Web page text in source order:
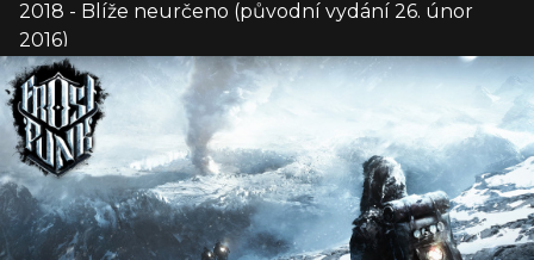
2018 - Blíže neurčeno (původní vydání 26. únor
2016)